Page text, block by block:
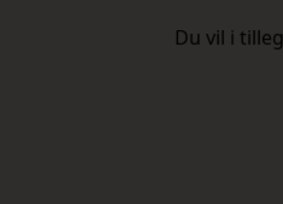
Du vil i